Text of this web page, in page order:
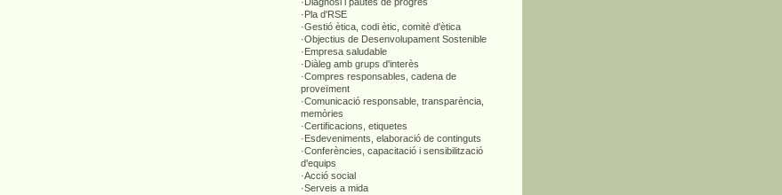
·Pla d'RSE
·Gestió ètica, codi ètic, comitè d'ètica
·Objectius de Desenvolupament Sostenible
·Empresa saludable
·Diàleg amb grups d'interès
·Compres responsables, cadena de
proveïment
·Comunicació responsable, transparència,
memòries
·Certificacions, etiquetes
·Esdeveniments, elaboració de continguts
·Conferències, capacitació i sensibilització
d'equips
·Acció social
·Serveis a mida